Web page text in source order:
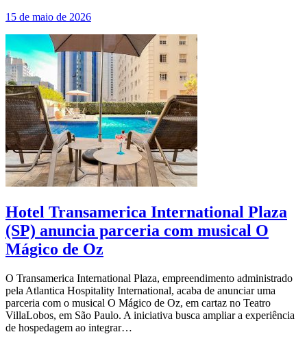
15 de maio de 2026
Hotel Transamerica International Plaza
(SP) anuncia parceria com musical O
Mágico de Oz
O Transamerica International Plaza, empreendimento administrado
pela Atlantica Hospitality International, acaba de anunciar uma
parceria com o musical O Mágico de Oz, em cartaz no Teatro
VillaLobos, em São Paulo. A iniciativa busca ampliar a experiência
de hospedagem ao integrar…